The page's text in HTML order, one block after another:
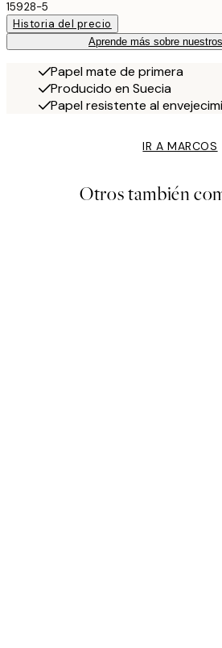
15928-5
Historia del precio
Aprende más sobre
Papel mate de primera
Producido en Suecia
Papel resistente al
IR A MARCOS
Otros también